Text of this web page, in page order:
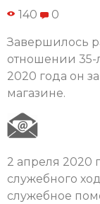
140 0
Завершилось
отношении 35-
2020 года он
магазине.
2 апреля 2020
служебного
служебное